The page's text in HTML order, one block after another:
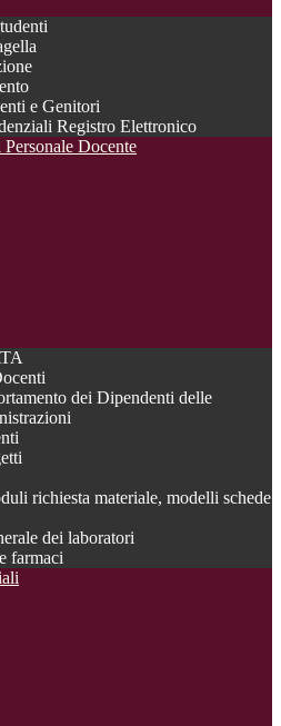
e Genitori
Registro Elettronico
Docente
dei Dipendenti delle
richiesta materiale, modelli schede
dei laboratori
farmaci